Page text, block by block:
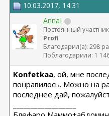
10.03.2017, 14:31
AnnaI
Постоянный участник
Profi
Благодарил(а): 298
Поблагодарили: 1
Konfetkaa, ой, мне
понравилось. Можно на
последнее дай,